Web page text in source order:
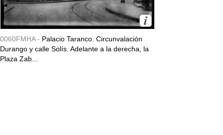
0060FMHA - Palacio Taranco. Circunvalación
Durango y calle Solís. Adelante a la derecha, la
Plaza Zab...